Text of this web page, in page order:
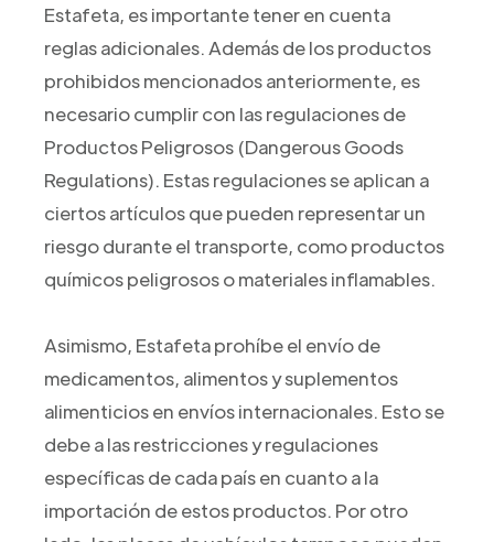
Estafeta, es importante tener en cuenta
reglas adicionales. Además de los productos
prohibidos mencionados anteriormente, es
necesario cumplir con las regulaciones de
Productos Peligrosos (Dangerous Goods
Regulations). Estas regulaciones se aplican a
ciertos artículos que pueden representar un
riesgo durante el transporte, como productos
químicos peligrosos o materiales inflamables.
Asimismo, Estafeta prohíbe el envío de
medicamentos, alimentos y suplementos
alimenticios en envíos internacionales. Esto se
debe a las restricciones y regulaciones
específicas de cada país en cuanto a la
importación de estos productos. Por otro